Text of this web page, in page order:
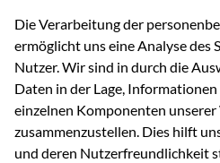
Die Verarbeitung der
ermöglicht uns eine Analyse des
Nutzer. Wir sind in durch die
Daten in der Lage,
einzelnen Komponenten
zusammenzustellen. Dies hilft
und deren Nutzerfreundlichkeit